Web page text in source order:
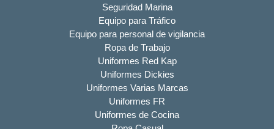
Seguridad Marina
Equipo para Tráfico
Equipo para personal de vigilancia
Ropa de Trabajo
Uniformes Red Kap
Uniformes Dickies
Uniformes Varias Marcas
Uniformes FR
Uniformes de Cocina